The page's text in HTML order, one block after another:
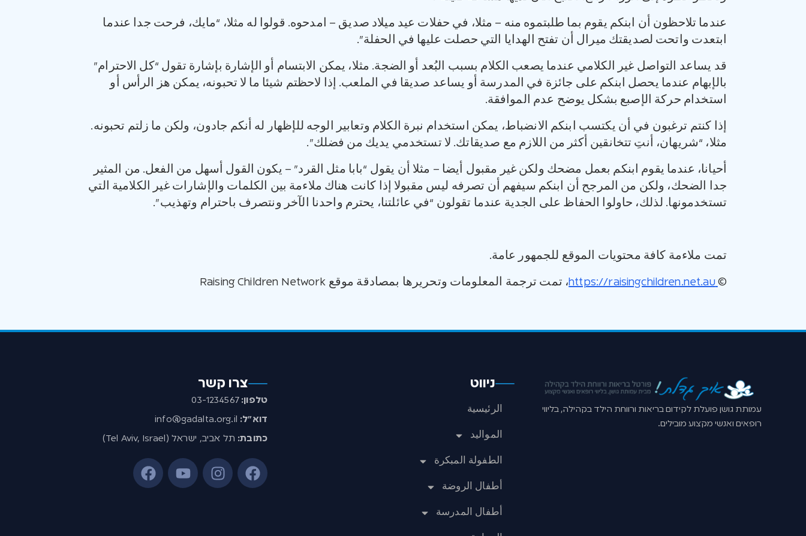
عندما تلاحظون أن ابنكم يقوم بما طلبتموه منه – مثلا، في حفلات عيد ميلاد صديق – امدحوه. قولوا له مثلا، “مايك، فرحت جدا عندما
ابتعدت واتحت لصديقتك ميرال أن تفتح الهدايا التي حصلت عليها في الحفلة”.
قد يساعد التواصل غير الكلامي عندما يصعب الكلام بسبب البُعد أو الضجة. مثلا، يمكن الابتسام أو الإشارة بإشارة تقول “كل الاحترام”
بالإبهام عندما يحصل ابنكم على جائزة في المدرسة أو يساعد صديقا في الملعب. إذا لاحظتم شيئا ما لا تحبونه، يمكن هز الرأس أو
استخدام حركة الإصبع بشكل يوضح عدم الموافقة.
إذا كنتم ترغبون في أن يكتسب ابنكم الانضباط، يمكن استخدام نبرة الكلام وتعابير الوجه للإظهار له أنكم جادون، ولكن ما زلتم تحبونه.
مثلا، “شريهان، أنتِ تتخانقين أكثر من اللازم مع صديقاتك. لا تستخدمي يديك من فضلك”.
أحيانا، عندما يقوم ابنكم بعمل مضحك ولكن غير مقبول أيضا – مثلا أن يقول “بابا مثل القرد” – يكون القول أسهل من الفعل. من المثير
جدا الضحك، ولكن من المرجح أن ابنكم سيفهم أن تصرفه ليس مقبولا إذا كانت هناك ملاءمة بين الكلمات والإشارات غير الكلامية التي
تستخدمونها. لذلك، حاولوا الحفاظ على الجدية عندما تقولون “في عائلتنا، يحترم واحدنا الآخر ونتصرف باحترام وتهذيب”.
تمت ملاءمة كافة محتويات الموقع للجمهور عامة.
©
https://raisingchildren.net.au ، تمت ترجمة المعلومات وتحريرها بمصادقة موقع Raising Children Network
עמותת גושן פועלת לקידום בריאות ורווחת הילד בקהילה, בליווי
רופאים ואנשי מקצוע מובילים.
ניווט
الرئيسية
المواليد
الطفولة المبكرة
أطفال الروضة
أطفال المدرسة
צרו קשר
טלפון: 03-1234567
דוא”ל: info@gadalta.org.il
כתובת: תל אביב, ישראל (Tel Aviv, Israel)